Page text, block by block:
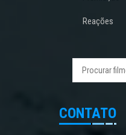
Reações
CONTATO